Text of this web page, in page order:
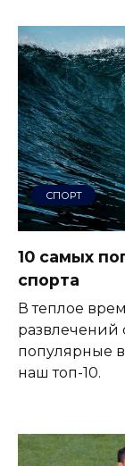
СПОРТ
10 самых
спорта
В теплое
развлечений
популярные
наш топ-10.